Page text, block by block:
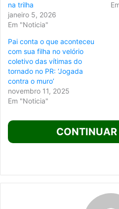
na trilha
janeiro 5, 2026
Em "Noticia"
Pai conta o que aconteceu
com sua filha no velório
coletivo das vítimas do
tornado no PR: ‘Jogada
contra o muro’
novembro 11, 2025
Em "Noticia"